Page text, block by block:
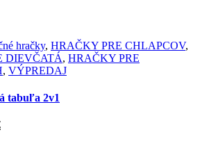
hračky, HRAČKY PRE CHLAPCOV,
DIEVČATÁ, HRAČKY PRE
, VÝPREDAJ
tabuľa 2v1
Aktuálna